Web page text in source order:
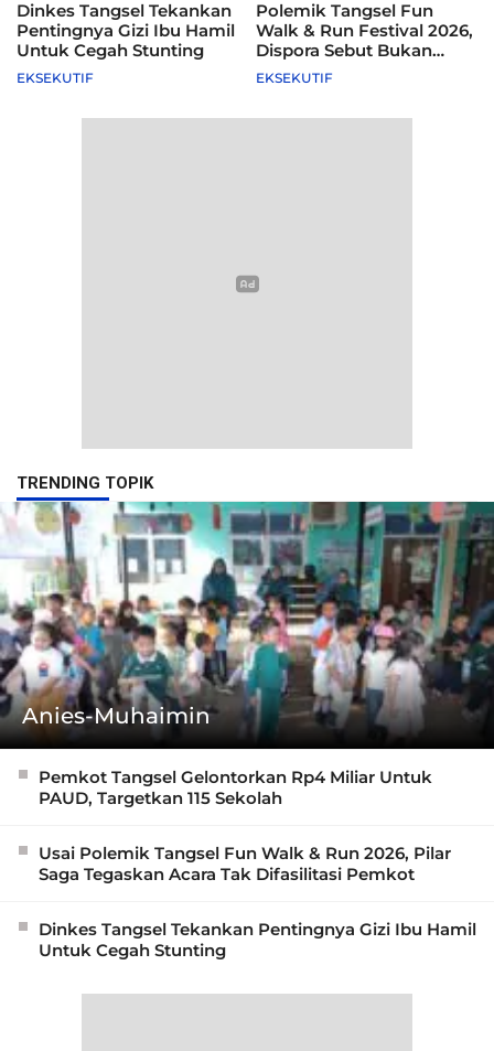
Dinkes Tangsel Tekankan
Pentingnya Gizi Ibu Hamil
Untuk Cegah Stunting
EKSEKUTIF
Polemik Tangsel Fun
Walk & Run Festival 2026,
Dispora Sebut Bukan
Agenda Pemkot
EKSEKUTIF
TRENDING TOPIK
Anies-Muhaimin
Pemkot Tangsel Gelontorkan Rp4 Miliar Untuk
PAUD, Targetkan 115 Sekolah
Usai Polemik Tangsel Fun Walk & Run 2026, Pilar
Saga Tegaskan Acara Tak Difasilitasi Pemkot
Dinkes Tangsel Tekankan Pentingnya Gizi Ibu Hamil
Untuk Cegah Stunting